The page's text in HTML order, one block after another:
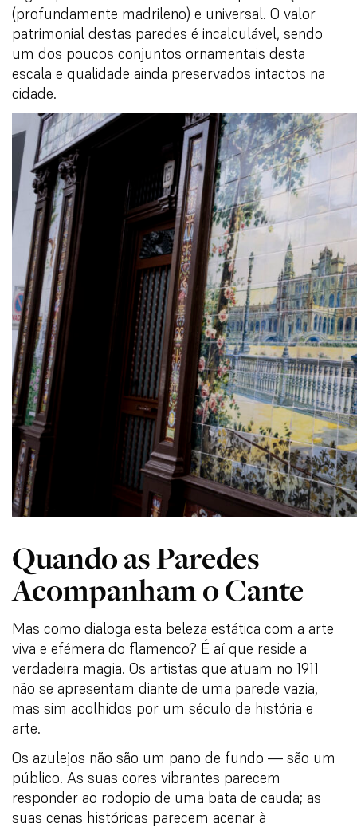
(profundamente madrileno) e universal. O valor
patrimonial destas paredes é incalculável, sendo
um dos poucos conjuntos ornamentais desta
escala e qualidade ainda preservados intactos na
cidade.
Quando as Paredes
Acompanham o Cante
Mas como dialoga esta beleza estática com a arte
viva e efémera do flamenco? É aí que reside a
verdadeira magia. Os artistas que atuam no 1911
não se apresentam diante de uma parede vazia,
mas sim acolhidos por um século de história e
arte.
Os azulejos não são um pano de fundo — são um
público. As suas cores vibrantes parecem
responder ao rodopio de uma bata de cauda; as
suas cenas históricas parecem acenar à